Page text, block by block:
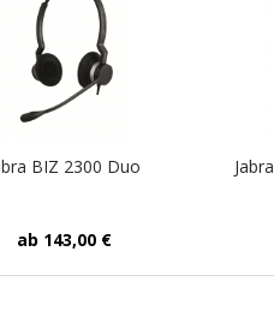
BIZ 2300 Duo
ab 143,00 €